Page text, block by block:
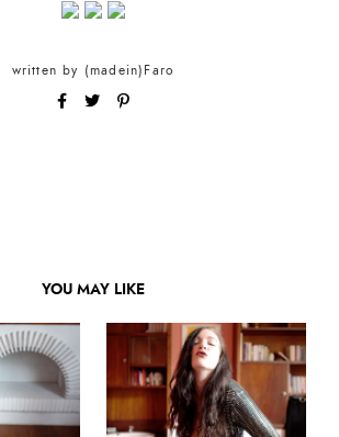
written by (madein)Faro
YOU MAY LIKE